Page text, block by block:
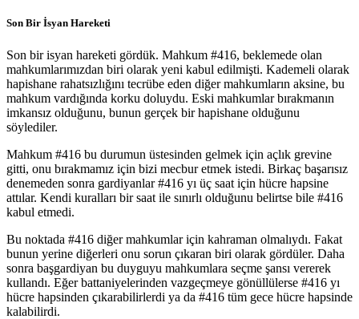
Son Bir İsyan Hareketi
Son bir isyan hareketi gördük. Mahkum #416, beklemede olan
mahkumlarımızdan biri olarak yeni kabul edilmişti. Kademeli olarak
hapishane rahatsızlığını tecrübe eden diğer mahkumların aksine, bu
mahkum vardığında korku doluydu. Eski mahkumlar bırakmanın
imkansız olduğunu, bunun gerçek bir hapishane olduğunu
söylediler.
Mahkum #416 bu durumun üstesinden gelmek için açlık grevine
gitti, onu bırakmamız için bizi mecbur etmek istedi. Birkaç başarısız
denemeden sonra gardiyanlar #416 yı üç saat için hücre hapsine
attılar. Kendi kuralları bir saat ile sınırlı olduğunu belirtse bile #416
kabul etmedi.
Bu noktada #416 diğer mahkumlar için kahraman olmalıydı. Fakat
bunun yerine diğerleri onu sorun çıkaran biri olarak gördüler. Daha
sonra başgardiyan bu duyguyu mahkumlara seçme şansı vererek
kullandı. Eğer battaniyelerinden vazgeçmeye gönüllülerse #416 yı
hücre hapsinden çıkarabilirlerdi ya da #416 tüm gece hücre hapsinde
kalabilirdi.